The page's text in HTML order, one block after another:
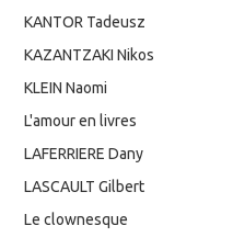
KANTOR Tadeusz
KAZANTZAKI Nikos
KLEIN Naomi
L'amour en livres
LAFERRIERE Dany
LASCAULT Gilbert
Le clownesque